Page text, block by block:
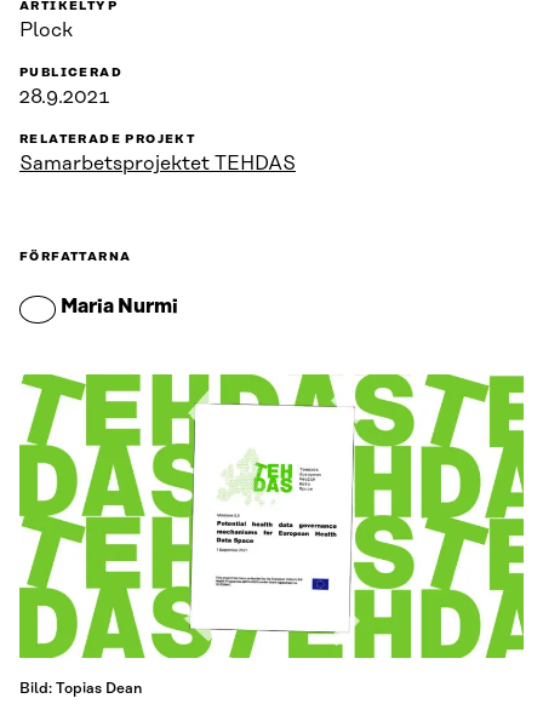
ARTIKELTYP
Plock
PUBLICERAD
28.9.2021
RELATERADE PROJEKT
Samarbetsprojektet TEHDAS
FÖRFATTARNA
Maria Nurmi
Bild: Topias Dean